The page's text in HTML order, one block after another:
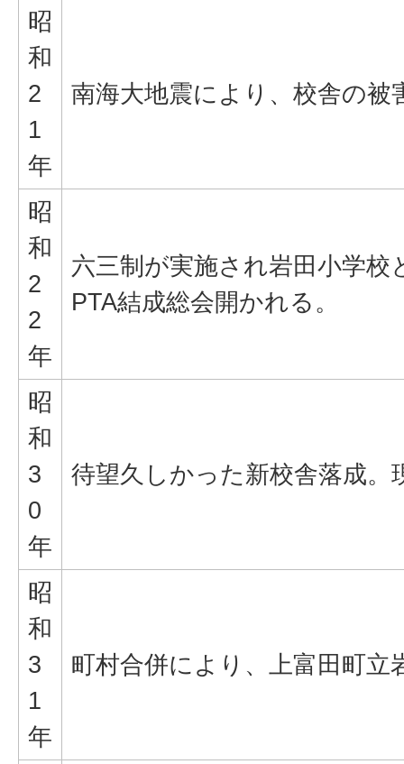
昭
和
2
1
年
南海大地震により、校舎の被
昭
和
2
2
年
六三制が実施され岩田小学校
PTA結成総会開かれる。
昭
和
3
0
年
待望久しかった新校舎落成。
昭
和
3
1
年
町村合併により、上富田町立